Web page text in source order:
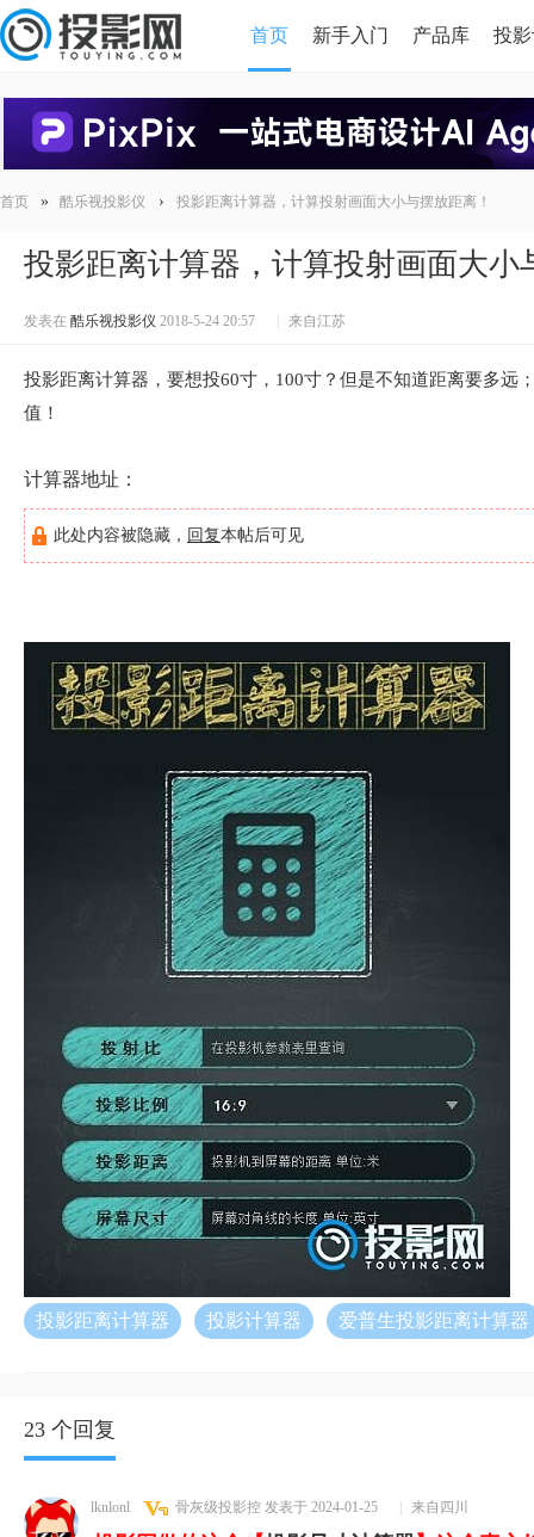
首页 新手入门 产品库 投
HDMI版本对比
首页 » 酷乐视投影仪 › 投影距离计算器，计算投射画面大小与摆放距离！
投影距离计算器，计算投射画面大小
发表在 酷乐视投影仪 2018-5-24 20:57 来自江苏
投影距离计算器，要想投60寸，100寸？但是不知道距离要多远
值！
计算器地址：
此处内容被隐藏， 回复本帖后可见
投影距离计算器 投影计算器 爱普生投影距离计算器
23 个回复
lknlonl 骨灰级投影控 发表于 2024-01-25 来自四川